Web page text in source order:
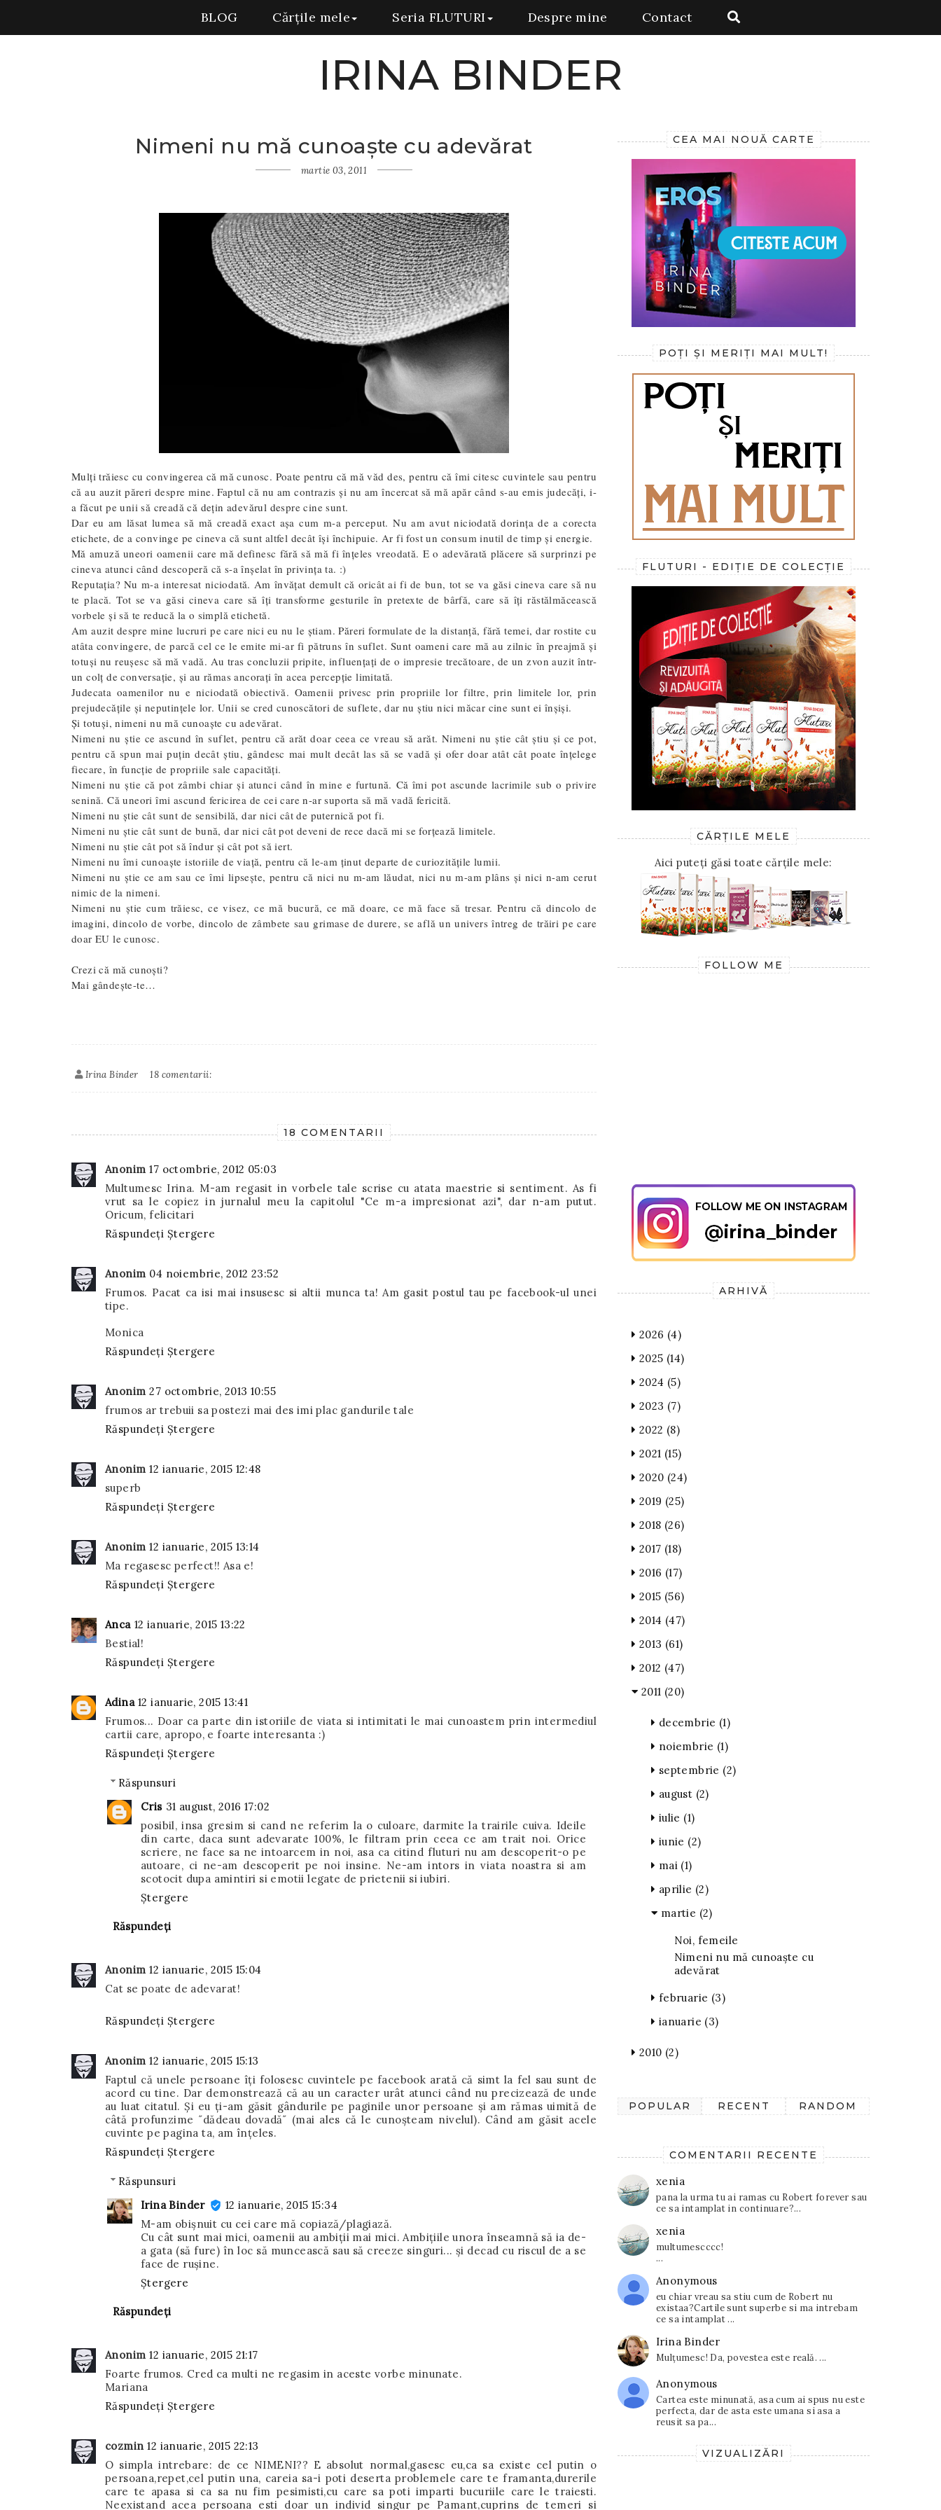
BLOG Cărțile mele Seria FLUTURI Despre mine Contact
IRINA BINDER
Nimeni nu mă cunoaşte cu adevărat
martie 03, 2011
Mulți trăiesc cu convingerea că mă cunosc. Poate pentru că mă văd des, pentru că îmi citesc cuvintele sau pentru
că au auzit păreri despre mine. Faptul că nu am contrazis și nu am încercat să mă apăr când s-au emis judecăți, i-
a făcut pe unii să creadă că dețin adevărul despre cine sunt.
Dar eu am lăsat lumea să mă creadă exact așa cum m-a perceput. Nu am avut niciodată dorința de a corecta
etichete, de a convinge pe cineva că sunt altfel decât își închipuie. Ar fi fost un consum inutil de timp și energie.
Mă amuză uneori oamenii care mă definesc fără să mă fi înțeles vreodată. E o adevărată plăcere să surprinzi pe
cineva atunci când descoperă că s-a înșelat în privința ta. :)
Reputația? Nu m-a interesat niciodată. Am învățat demult că oricât ai fi de bun, tot se va găsi cineva care să nu
te placă. Tot se va găsi cineva care să îți transforme gesturile în pretexte de bârfă, care să îți răstălmăcească
vorbele și să te reducă la o simplă etichetă.
Am auzit despre mine lucruri pe care nici eu nu le știam. Păreri formulate de la distanță, fără temei, dar rostite cu
atâta convingere, de parcă cel ce le emite mi-ar fi pătruns în suflet. Sunt oameni care mă au zilnic în preajmă și
totuși nu reușesc să mă vadă. Au tras concluzii pripite, influențați de o impresie trecătoare, de un zvon auzit într-
un colț de conversație, și au rămas ancorați în acea percepție limitată.
Judecata oamenilor nu e niciodată obiectivă. Oamenii privesc prin propriile lor filtre, prin limitele lor, prin
prejudecățile și neputințele lor. Unii se cred cunoscători de suflete, dar nu știu nici măcar cine sunt ei înșiși.
Și totuși, nimeni nu mă cunoaște cu adevărat.
Nimeni nu știe ce ascund în suflet, pentru că arăt doar ceea ce vreau să arăt. Nimeni nu știe cât știu și ce pot,
pentru că spun mai puțin decât știu, gândesc mai mult decât las să se vadă și ofer doar atât cât poate înțelege
fiecare, în funcție de propriile sale capacități.
Nimeni nu știe că pot zâmbi chiar și atunci când în mine e furtună. Că îmi pot ascunde lacrimile sub o privire
senină. Că uneori îmi ascund fericirea de cei care n-ar suporta să mă vadă fericită.
Nimeni nu știe cât sunt de sensibilă, dar nici cât de puternică pot fi.
Nimeni nu știe cât sunt de bună, dar nici cât pot deveni de rece dacă mi se forțează limitele.
Nimeni nu știe cât pot să îndur și cât pot să iert.
Nimeni nu îmi cunoaște istoriile de viață, pentru că le-am ținut departe de curiozitățile lumii.
Nimeni nu știe ce am sau ce îmi lipsește, pentru că nici nu m-am lăudat, nici nu m-am plâns și nici n-am cerut
nimic de la nimeni.
Nimeni nu știe cum trăiesc, ce visez, ce mă bucură, ce mă doare, ce mă face să tresar. Pentru că dincolo de
imagini, dincolo de vorbe, dincolo de zâmbete sau grimase de durere, se află un univers întreg de trăiri pe care
doar EU le cunosc.
Crezi că mă cunoști?
Mai gândește-te…
Irina Binder 18 comentarii:
18 COMENTARII
Anonim 17 octombrie, 2012 05:03
Multumesc Irina. M-am regasit in vorbele tale scrise cu atata maestrie si sentiment. As fi
vrut sa le copiez in jurnalul meu la capitolul "Ce m-a impresionat azi", dar n-am putut.
Oricum, felicitari
Răspundeți Ștergere
Anonim 04 noiembrie, 2012 23:52
Frumos. Pacat ca isi mai insusesc si altii munca ta! Am gasit postul tau pe facebook-ul unei
tipe.
Monica
Răspundeți Ștergere
Anonim 27 octombrie, 2013 10:55
frumos ar trebuii sa postezi mai des imi plac gandurile tale
Răspundeți Ștergere
Anonim 12 ianuarie, 2015 12:48
superb
Răspundeți Ștergere
Anonim 12 ianuarie, 2015 13:14
Ma regasesc perfect!! Asa e!
Răspundeți Ștergere
Anca 12 ianuarie, 2015 13:22
Bestial!
Răspundeți Ștergere
Adina 12 ianuarie, 2015 13:41
Frumos... Doar ca parte din istoriile de viata si intimitati le mai cunoastem prin intermediul
cartii care, apropo, e foarte interesanta :)
Răspundeți Ștergere
Răspunsuri
Cris 31 august, 2016 17:02
posibil, insa gresim si cand ne referim la o culoare, darmite la trairile cuiva. Ideile
din carte, daca sunt adevarate 100%, le filtram prin ceea ce am trait noi. Orice
scriere, ne face sa ne intoarcem in noi, asa ca citind fluturi nu am descoperit-o pe
autoare, ci ne-am descoperit pe noi insine. Ne-am intors in viata noastra si am
scotocit dupa amintiri si emotii legate de prietenii si iubiri.
Ștergere
Răspundeți
Anonim 12 ianuarie, 2015 15:04
Cat se poate de adevarat!
Răspundeți Ștergere
Anonim 12 ianuarie, 2015 15:13
Faptul că unele persoane îți folosesc cuvintele pe facebook arată că simt la fel sau sunt de
acord cu tine. Dar demonstrează că au un caracter urât atunci când nu precizează de unde
au luat citatul. Și eu ți-am găsit gândurile pe paginile unor persoane și am rămas uimită de
câtă profunzime ˝dădeau dovadă˝ (mai ales că le cunoșteam nivelul). Când am găsit acele
cuvinte pe pagina ta, am înțeles.
Răspundeți Ștergere
Răspunsuri
Irina Binder
12 ianuarie, 2015 15:34
M-am obișnuit cu cei care mă copiază/plagiază.
Cu cât sunt mai mici, oamenii au ambiții mai mici. Ambițiile unora înseamnă să ia de-
a gata (să fure) în loc să muncească sau să creeze singuri... și decad cu riscul de a se
face de rușine.
Ștergere
Răspundeți
Anonim 12 ianuarie, 2015 21:17
Foarte frumos. Cred ca multi ne regasim in aceste vorbe minunate.
Mariana
Răspundeți Ștergere
cozmin 12 ianuarie, 2015 22:13
O simpla intrebare: de ce NIMENI?? E absolut normal,gasesc eu,ca sa existe cel putin o
persoana,repet,cel putin una, careia sa-i poti deserta problemele care te framanta,durerile
care te apasa si ca sa nu fim pesimisti,cu care sa poti imparti bucuriile care le traiesti.
Neexistand acea persoana esti doar un individ singur pe Pamant,cuprins de temeri si
CEA MAI NOUĂ CARTE
POȚI ȘI MERIȚI MAI MULT!
FLUTURI - EDIȚIE DE COLECȚIE
CĂRȚILE MELE
Aici puteți găsi toate cărțile mele:
FOLLOW ME
ARHIVĂ
2026 (4)
2025 (14)
2024 (5)
2023 (7)
2022 (8)
2021 (15)
2020 (24)
2019 (25)
2018 (26)
2017 (18)
2016 (17)
2015 (56)
2014 (47)
2013 (61)
2012 (47)
2011 (20)
decembrie (1)
noiembrie (1)
septembrie (2)
august (2)
iulie (1)
iunie (2)
mai (1)
aprilie (2)
martie (2)
Noi, femeile
Nimeni nu mă cunoaşte cu
adevărat
februarie (3)
ianuarie (3)
2010 (2)
POPULAR RECENT RANDOM
COMENTARII RECENTE
xenia
pana la urma tu ai ramas cu Robert forever sau
ce sa intamplat in continuare?...
xenia
multumescccc!
...
Anonymous
eu chiar vreau sa stiu cum de Robert nu
existaa?Cartile sunt superbe si ma intrebam
ce sa intamplat ...
Irina Binder
Mulțumesc! Da, povestea este reală. ...
Anonymous
Cartea este minunată, asa cum ai spus nu este
perfecta, dar de asta este umana si asa a
reusit sa pa...
VIZUALIZĂRI